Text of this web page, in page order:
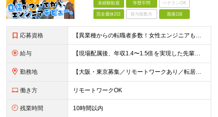
未経験歓迎 学歴不問 ベテランOK
完全週休2日 賞与複数月 面接1回
応募資格 【異業種からの転職者多数！女性エンジニアも活躍中】 ◆学歴不問 ◆未経験OK ≪こんな方を歓迎しています≫ ◎未経験から成長できる環境で活躍したい方 ◎大学やスクールでIT系のスキルを学んだことのあ
給与 【現場配属後、年収1.4〜1.5倍を実現した先輩も！残業代全額支給】 ◆給与は経験やスキルに応じて決定します ◆年俸制250万円～350万円（1/12を月々支給） ≪年収UPの例≫ ◎飲食業からのキ
勤務地 【大阪・東京募集／リモートワークあり／転居を伴う転勤なし】 東京本社、大阪事務所、または東京23区内・関西（大阪・兵庫）の各クライアント先勤務 ◆入社後、約1年間はクライアント先ではなく 自社内（東
働き方 リモートワークOK
残業時間 10時間以内